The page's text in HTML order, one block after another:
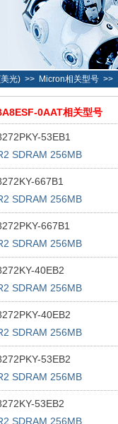
光)>> Micron相关型号>>
0AAT相关型号
53EB1
SDRAM 256MB
667B1
SDRAM 256MB
667B1
SDRAM 256MB
40EB2
SDRAM 256MB
40EB2
SDRAM 256MB
53EB2
SDRAM 256MB
53EB2
SDRAM 256MB